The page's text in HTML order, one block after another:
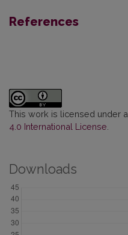
References
This work is licensed under a
4.0 International License
Downloads